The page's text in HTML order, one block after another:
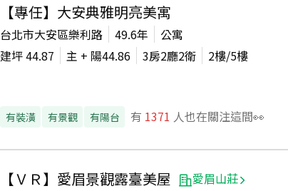
【專任】大安典雅明亮美寓
台北市大安區樂利路 49.6年
公寓
建坪44.87 主 + 陽44.86 3房2廳2衛 2樓/5樓
有裝潢 有景觀 有陽台 有 1371 人也在關注這間👀
【ＶＲ】愛眉景觀露臺美屋
愛眉山莊